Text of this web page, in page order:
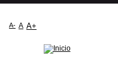
A- A A+